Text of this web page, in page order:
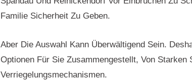
Familie Sicherheit Zu Geben.
Aber Die Auswahl Kann Überwältigend Sein.
Optionen Für Sie Zusammengestellt, Von Starken
Verriegelungsmechanismen.